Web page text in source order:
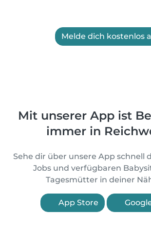
Melde dich kostenlos
Mit unserer App ist
immer in
Sehe dir über unsere App schnell
Jobs und verfügbaren
Tagesmütter in deiner
App Store